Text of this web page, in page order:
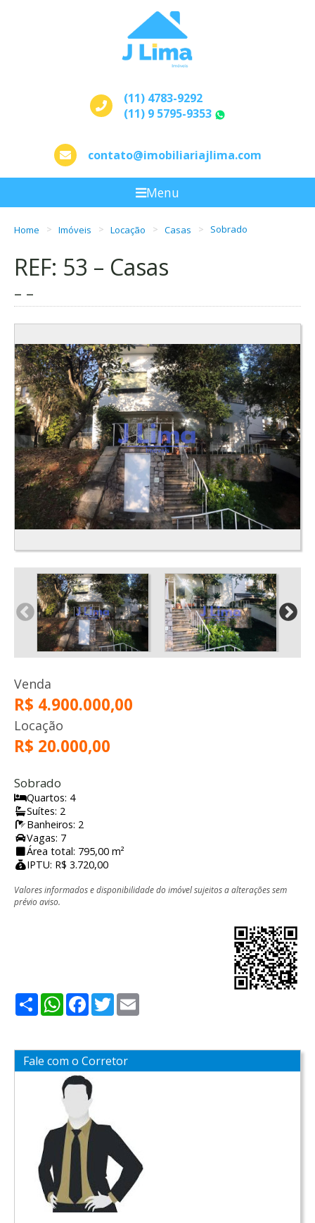
(11) 4783-9292
(11) 9 5795-9353
contato@imobiliariajlima.com
Menu
Home Imóveis Locação Casas Sobrado
REF: 53 – Casas
– –
Venda
R$ 4.900.000,00
Locação
R$ 20.000,00
Sobrado
Quartos: 4
Suítes: 2
Banheiros: 2
Vagas: 7
Área total: 795,00 m²
IPTU: R$ 3.720,00
Valores informados e disponibilidade do imóvel sujeitos a alterações sem
prévio aviso.
ShareWhatsApp
Facebook
Twitter
Fale com o Corretor